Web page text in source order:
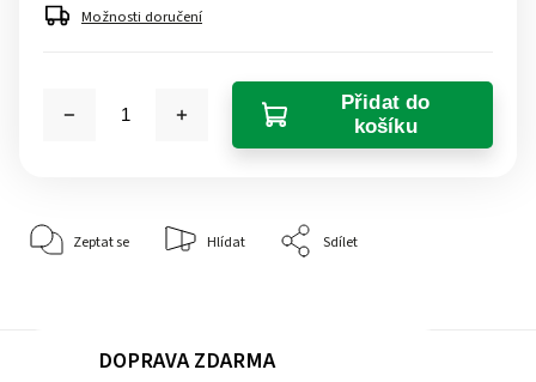
Možnosti doručení
Přidat do
košíku
Zeptat se Hlídat Sdílet
DOPRAVA ZDARMA